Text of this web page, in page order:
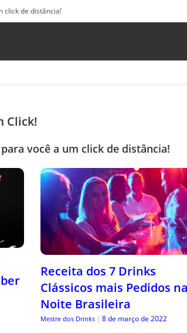
click de distância!
Click!
você a um click de distância!
Receita dos 7 Drinks
Clássicos mais Pedidos
Noite Brasileira
Mestre dos Drinks | 8 de março de 2022